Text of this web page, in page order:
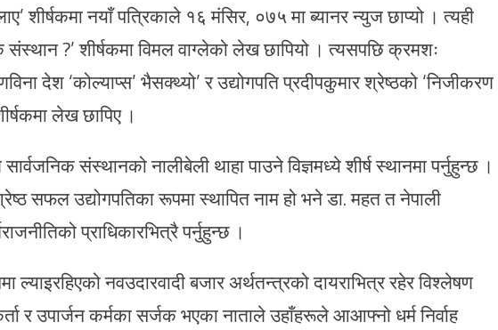
शीर्षकमा नयाँ पत्रिकाले १६ मंसिर, ०७५ मा ब्यानर न्युज छाप्यो । त्यही
?’ शीर्षकमा विमल वाग्लेको लेख छापियो । त्यसपछि क्रमशः
देश ‘कोल्याप्स’ भैसक्थ्यो’ र उद्योगपति प्रदीपकुमार श्रेष्ठको ‘निजीकरण
लेख छापिए ।
सार्वजनिक संस्थानको नालीबेली थाहा पाउने विज्ञमध्ये शीर्ष स्थानमा पर्नुहुन्छ ।
सफल उद्योगपतिका रूपमा स्थापित नाम हो भने डा. महत त नेपाली
प्राधिकारभित्रै पर्नुहुन्छ ।
नवउदारवादी बजार अर्थतन्त्रको दायराभित्र रहेर विश्लेषण
र उपार्जन कर्मका सर्जक भएका नाताले उहाँहरूले आआफ्नो धर्म निर्वाह